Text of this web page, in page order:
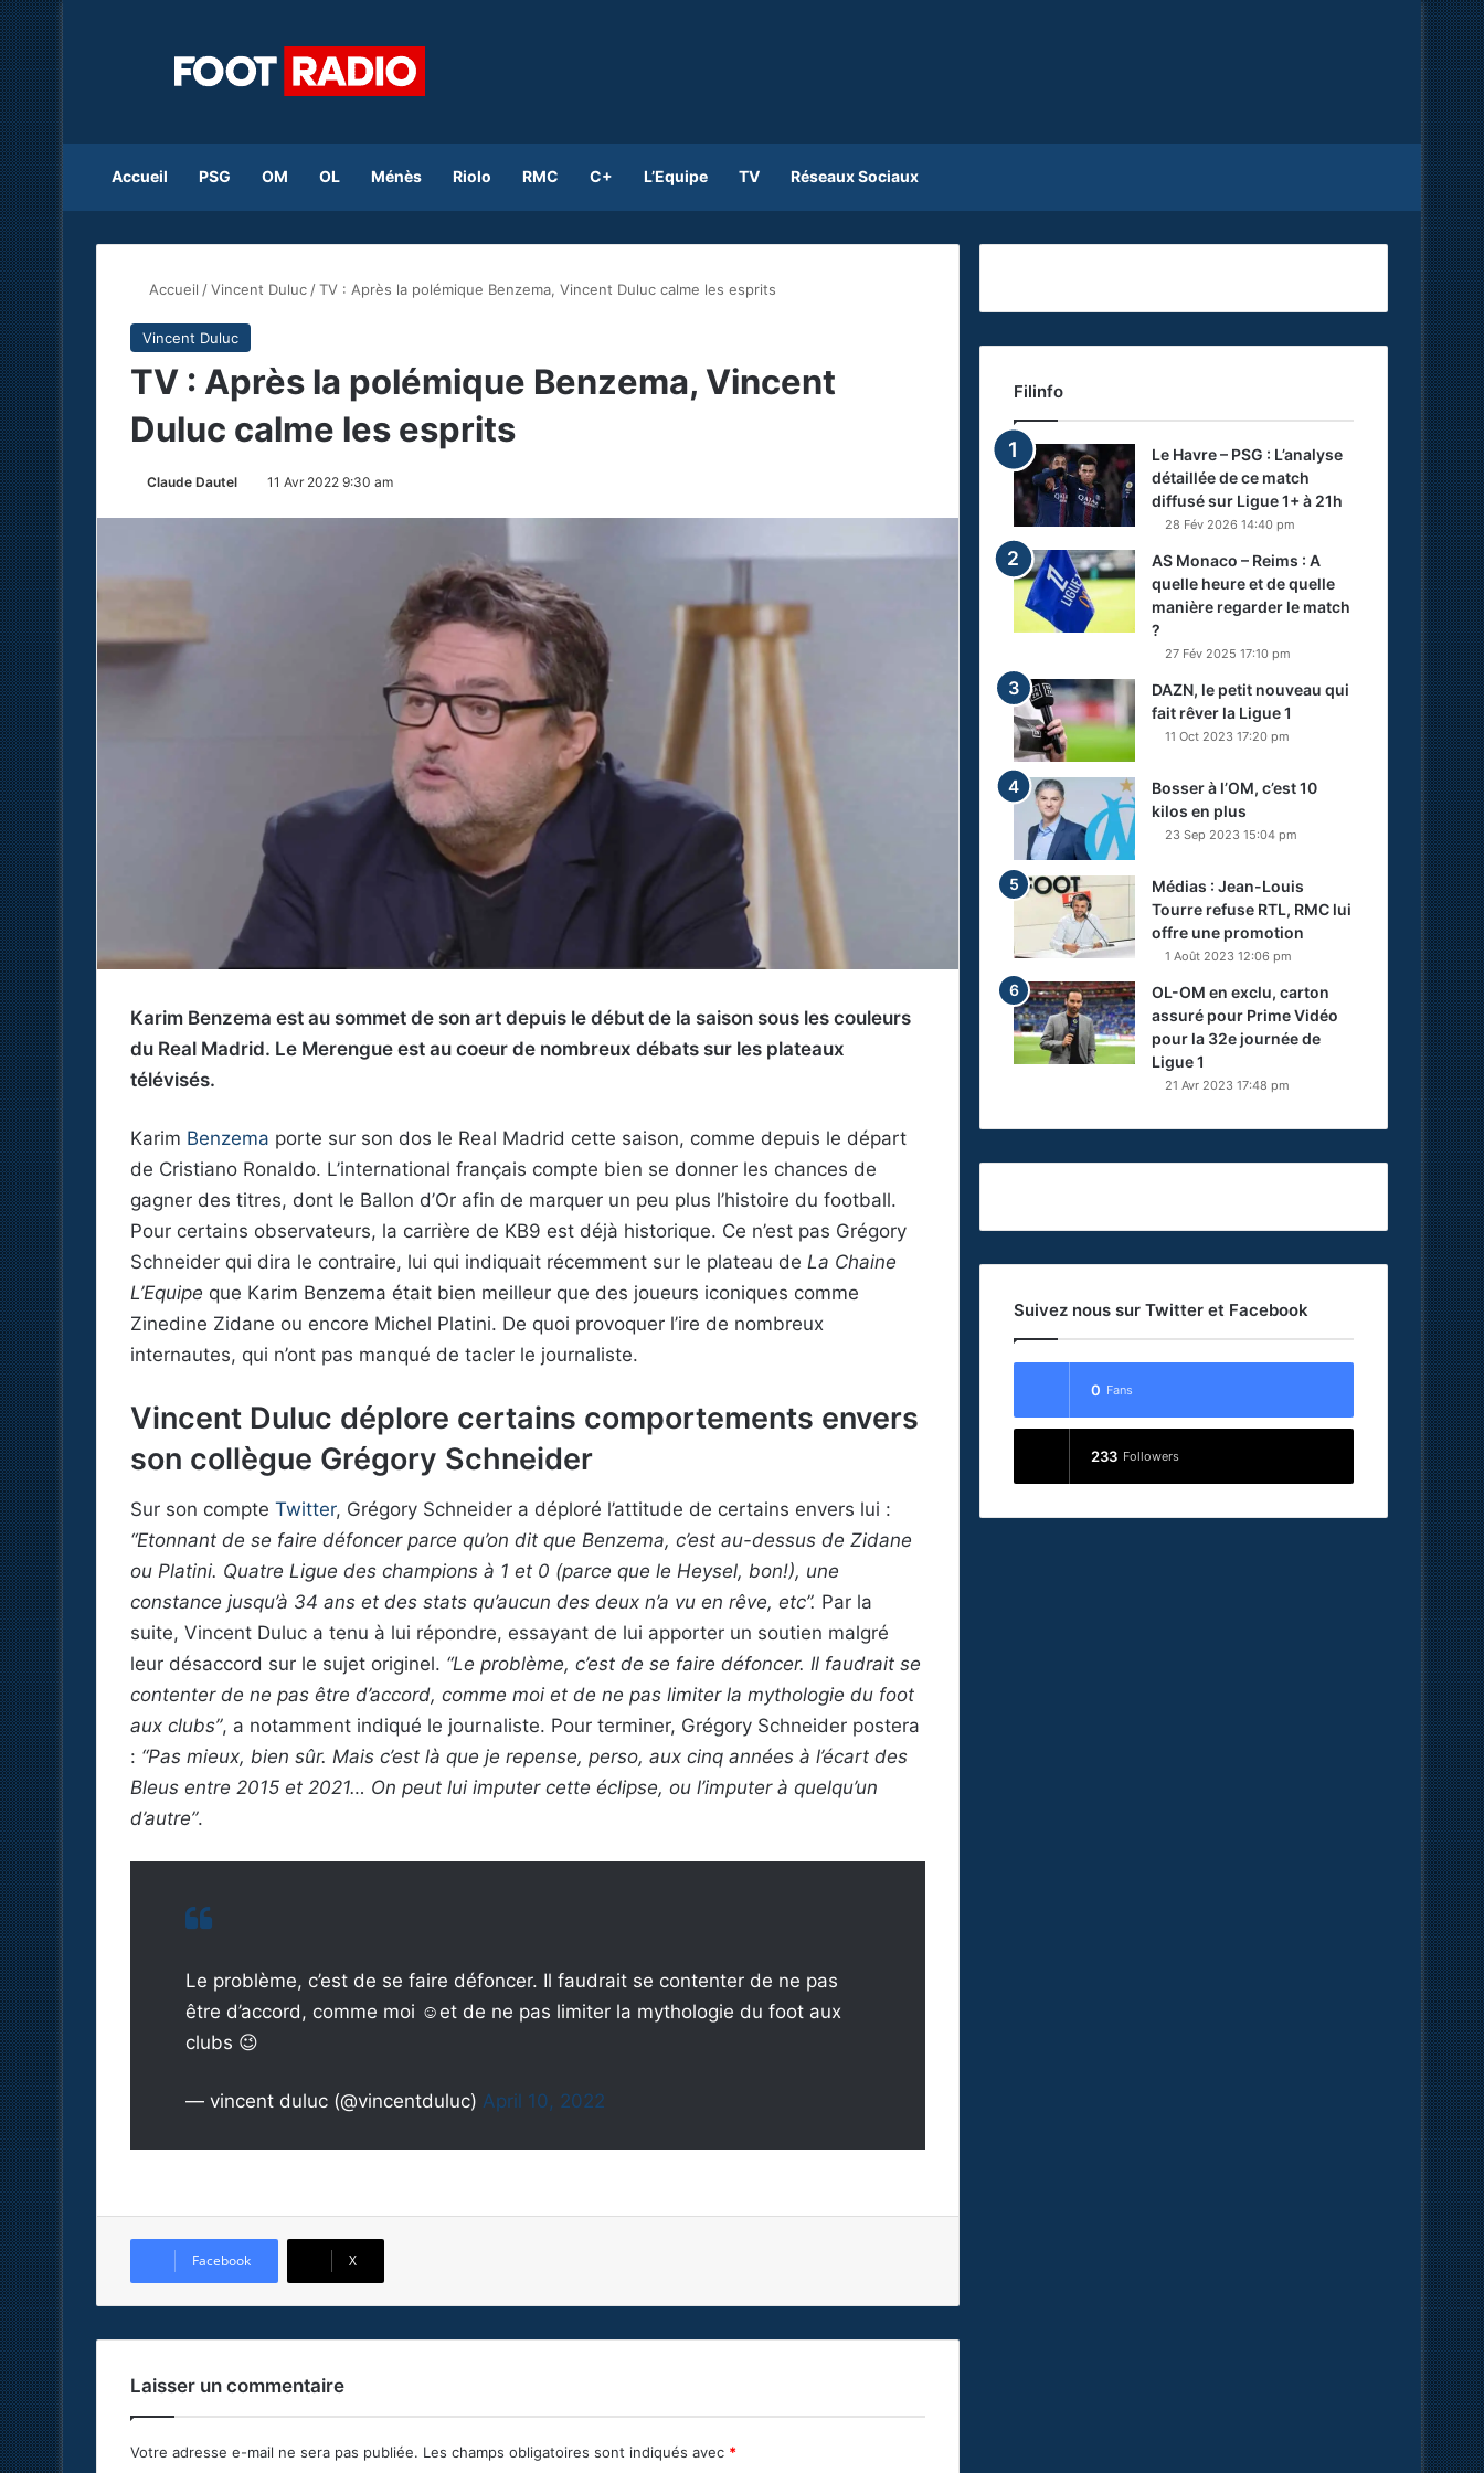
Accueil PSG OM OL Ménès Riolo RMC C+ L’Equipe TV Réseaux Sociaux
Accueil /Vincent Duluc /TV : Après la polémique Benzema, Vincent Duluc calme les esprits
Vincent Duluc
TV : Après la polémique Benzema, Vincent
Duluc calme les esprits
Claude Dautel 11 Avr 2022 9:30 am
Karim Benzema est au sommet de son art depuis le début de la saison sous les couleurs
du Real Madrid. Le Merengue est au coeur de nombreux débats sur les plateaux
télévisés.
Karim Benzema porte sur son dos le Real Madrid cette saison, comme depuis le départ
de Cristiano Ronaldo. L’international français compte bien se donner les chances de
gagner des titres, dont le Ballon d’Or afin de marquer un peu plus l’histoire du football.
Pour certains observateurs, la carrière de KB9 est déjà historique. Ce n’est pas Grégory
Schneider qui dira le contraire, lui qui indiquait récemment sur le plateau de La Chaine
L’Equipe que Karim Benzema était bien meilleur que des joueurs iconiques comme
Zinedine Zidane ou encore Michel Platini. De quoi provoquer l’ire de nombreux
internautes, qui n’ont pas manqué de tacler le journaliste.
Vincent Duluc déplore certains comportements envers
son collègue Grégory Schneider
Sur son compte Twitter, Grégory Schneider a déploré l’attitude de certains envers lui :
“Etonnant de se faire défoncer parce qu’on dit que Benzema, c’est au-dessus de Zidane
ou Platini. Quatre Ligue des champions à 1 et 0 (parce que le Heysel, bon!), une
constance jusqu’à 34 ans et des stats qu’aucun des deux n’a vu en rêve, etc”. Par la
suite, Vincent Duluc a tenu à lui répondre, essayant de lui apporter un soutien malgré
leur désaccord sur le sujet originel. “Le problème, c’est de se faire défoncer. Il faudrait se
contenter de ne pas être d’accord, comme moi et de ne pas limiter la mythologie du foot
aux clubs”, a notamment indiqué le journaliste. Pour terminer, Grégory Schneider postera
: “Pas mieux, bien sûr. Mais c’est là que je repense, perso, aux cinq années à l’écart des
Bleus entre 2015 et 2021… On peut lui imputer cette éclipse, ou l’imputer à quelqu’un
d’autre”.
Le problème, c’est de se faire défoncer. Il faudrait se contenter de ne pas
être d’accord, comme moi ☺️et de ne pas limiter la mythologie du foot aux
clubs 😉
— vincent duluc (@vincentduluc) April 10, 2022
Facebook X
Laisser un commentaire
Votre adresse e-mail ne sera pas publiée. Les champs obligatoires sont indiqués avec *
Filinfo
Le Havre – PSG : L’analyse
détaillée de ce match
diffusé sur Ligue 1+ à 21h
28 Fév 2026 14:40 pm
AS Monaco – Reims : A
quelle heure et de quelle
manière regarder le match
?
27 Fév 2025 17:10 pm
DAZN, le petit nouveau qui
fait rêver la Ligue 1
11 Oct 2023 17:20 pm
Bosser à l’OM, c’est 10
kilos en plus
23 Sep 2023 15:04 pm
Médias : Jean-Louis
Tourre refuse RTL, RMC lui
offre une promotion
1 Août 2023 12:06 pm
OL-OM en exclu, carton
assuré pour Prime Vidéo
pour la 32e journée de
Ligue 1
21 Avr 2023 17:48 pm
Suivez nous sur Twitter et Facebook
0 Fans
233 Followers